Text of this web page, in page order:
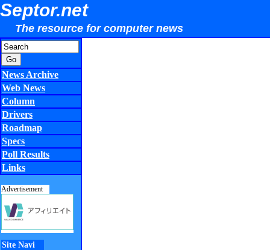
Septor.net
The resource for computer news
News Archive
Web News
Column
Drivers
Roadmap
Specs
Poll Results
Links
Advertisement
Site Navi